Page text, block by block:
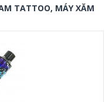
TATTOO, MÁY XĂM